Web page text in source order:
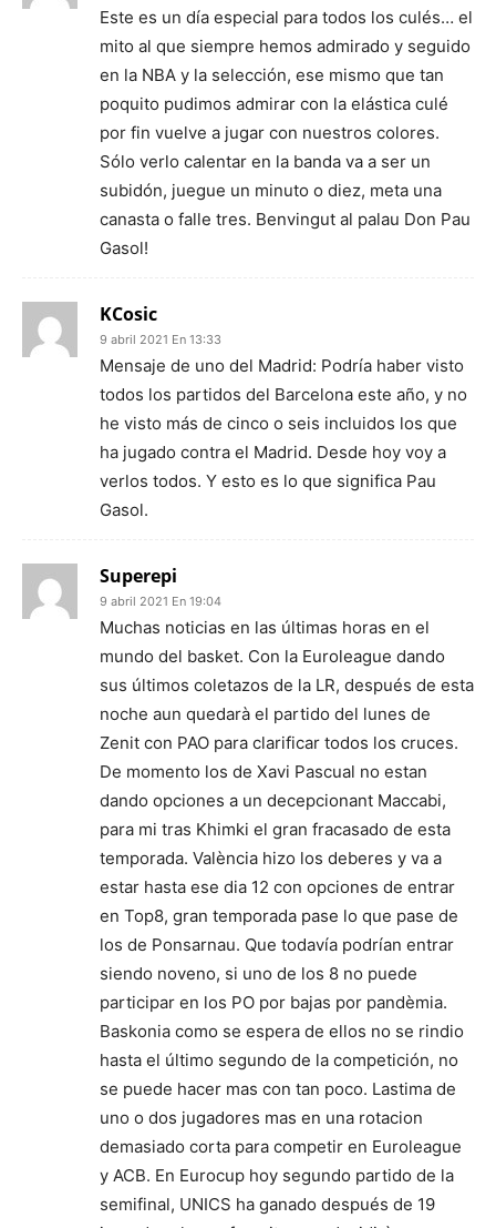
Este es un día especial para todos los culés… el
mito al que siempre hemos admirado y seguido
en la NBA y la selección, ese mismo que tan
poquito pudimos admirar con la elástica culé
por fin vuelve a jugar con nuestros colores.
Sólo verlo calentar en la banda va a ser un
subidón, juegue un minuto o diez, meta una
canasta o falle tres. Benvingut al palau Don Pau
Gasol!
KCosic
9 abril 2021 En 13:33
Mensaje de uno del Madrid: Podría haber visto
todos los partidos del Barcelona este año, y no
he visto más de cinco o seis incluidos los que
ha jugado contra el Madrid. Desde hoy voy a
verlos todos. Y esto es lo que significa Pau
Gasol.
Superepi
9 abril 2021 En 19:04
Muchas noticias en las últimas horas en el
mundo del basket. Con la Euroleague dando
sus últimos coletazos de la LR, después de esta
noche aun quedarà el partido del lunes de
Zenit con PAO para clarificar todos los cruces.
De momento los de Xavi Pascual no estan
dando opciones a un decepcionant Maccabi,
para mi tras Khimki el gran fracasado de esta
temporada. València hizo los deberes y va a
estar hasta ese dia 12 con opciones de entrar
en Top8, gran temporada pase lo que pase de
los de Ponsarnau. Que todavía podrían entrar
siendo noveno, si uno de los 8 no puede
participar en los PO por bajas por pandèmia.
Baskonia como se espera de ellos no se rindio
hasta el último segundo de la competición, no
se puede hacer mas con tan poco. Lastima de
uno o dos jugadores mas en una rotacion
demasiado corta para competir en Euroleague
y ACB. En Eurocup hoy segundo partido de la
semifinal, UNICS ha ganado después de 19